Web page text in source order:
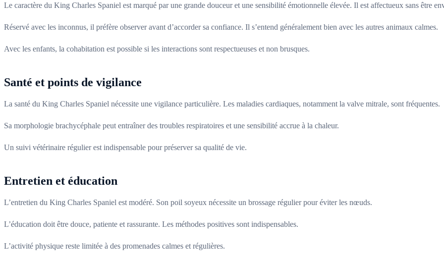
Le caractère du King Charles Spaniel est marqué par une grande douceur et une sensibilité émotionnelle élevée. Il est affectueux sans être
Réservé avec les inconnus, il préfère observer avant d’accorder sa confiance. Il s’entend généralement bien avec les autres animaux calmes.
Avec les enfants, la cohabitation est possible si les interactions sont respectueuses et non brusques.
Santé et points de vigilance
La santé du King Charles Spaniel nécessite une vigilance particulière. Les maladies cardiaques, notamment la valve mitrale, sont fréquentes.
Sa morphologie brachycéphale peut entraîner des troubles respiratoires et une sensibilité accrue à la chaleur.
Un suivi vétérinaire régulier est indispensable pour préserver sa qualité de vie.
Entretien et éducation
L’entretien du King Charles Spaniel est modéré. Son poil soyeux nécessite un brossage régulier pour éviter les nœuds.
L’éducation doit être douce, patiente et rassurante. Les méthodes positives sont indispensables.
L’activité physique reste limitée à des promenades calmes et régulières.